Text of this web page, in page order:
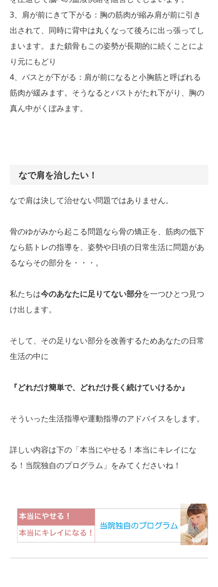
3、肩が前にきて下がる：胸の筋肉が縮み肩が前に引き
出されて、同時に背中は丸くなって後ろに出っ張ってし
まいます。また鎖骨もこの姿勢が長期的に続くことによ
り元にもどり
4、バスとが下がる：肩が前になると小胸筋と呼ばれる
筋肉が緩みます。そうなるとバストがたれ下がり、胸の
真ん中がくぼみます。
なで肩を治したい！
なで肩は決して治せない問題ではありません。
骨のゆがみから起こる問題なら骨の矯正を、筋肉の低下
なら筋トレの指導を、姿勢や日頃の日常生活に問題があ
るならその部分を・・・。
私たちは今のあなたに足りてない部分を一つひとつ見つ
け出します。
そして、その足りない部分を改善するためあなたの日常
生活の中に
『どれだけ簡単で、どれだけ長く続けていけるか』
そういった生活指導や運動指導のアドバイスをします。
詳しい内容は下の「本当にやせる！本当にキレイにな
る！当院独自のプログラム」をみてくださいね！